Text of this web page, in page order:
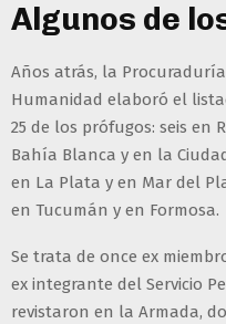
Algunos de
Años atrás, la
Humanidad elaboró el
25 de los prófugos: seis en
Bahía Blanca y en la
en La Plata y en Mar del
en Tucumán y en Formosa.
Se trata de once ex
ex integrante del Servicio
revistaron en la Armada,